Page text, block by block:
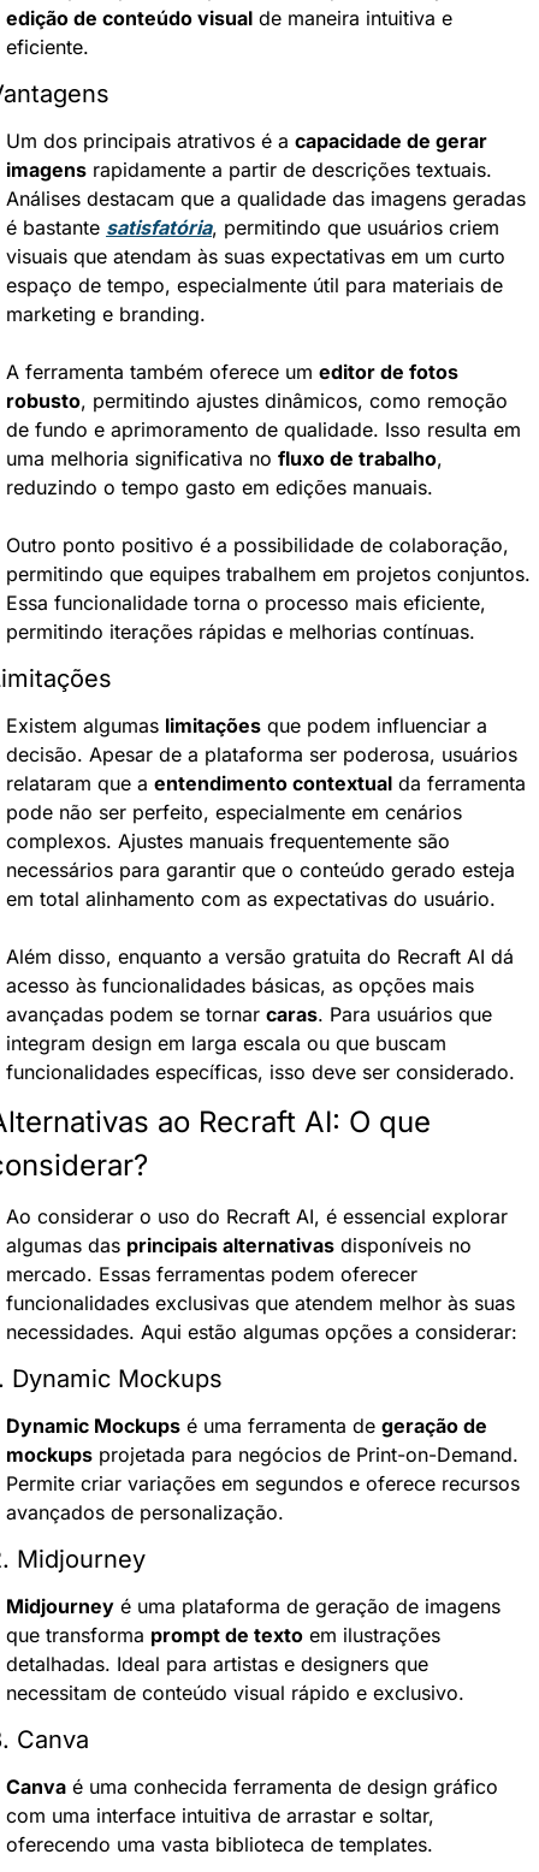
edição de conteúdo visual de maneira intuitiva e
eficiente.
Um dos principais atrativos é a capacidade de gerar
imagens rapidamente a partir de descrições textuais.
Análises destacam que a qualidade das imagens geradas
é bastante satisfatória, permitindo que usuários criem
visuais que atendam às suas expectativas em um curto
espaço de tempo, especialmente útil para materiais de
marketing e branding.
A ferramenta também oferece um editor de fotos
robusto, permitindo ajustes dinâmicos, como remoção
de fundo e aprimoramento de qualidade. Isso resulta em
uma melhoria significativa no fluxo de trabalho,
reduzindo o tempo gasto em edições manuais.
Outro ponto positivo é a possibilidade de colaboração,
permitindo que equipes trabalhem em projetos conjuntos.
Essa funcionalidade torna o processo mais eficiente,
permitindo iterações rápidas e melhorias contínuas.
Existem algumas limitações que podem influenciar a
decisão. Apesar de a plataforma ser poderosa, usuários
relataram que a entendimento contextual da ferramenta
pode não ser perfeito, especialmente em cenários
complexos. Ajustes manuais frequentemente são
necessários para garantir que o conteúdo gerado esteja
em total alinhamento com as expectativas do usuário.
Além disso, enquanto a versão gratuita do Recraft AI dá
acesso às funcionalidades básicas, as opções mais
avançadas podem se tornar caras. Para usuários que
integram design em larga escala ou que buscam
funcionalidades específicas, isso deve ser considerado.
ao Recraft AI: O que
Ao considerar o uso do Recraft AI, é essencial explorar
algumas das principais alternativas disponíveis no
mercado. Essas ferramentas podem oferecer
funcionalidades exclusivas que atendem melhor às suas
necessidades. Aqui estão algumas opções a considerar:
Dynamic Mockups
Dynamic Mockups é uma ferramenta de geração de
mockups projetada para negócios de Print-on-Demand.
Permite criar variações em segundos e oferece recursos
avançados de personalização.
Midjourney
Midjourney é uma plataforma de geração de imagens
que transforma prompt de texto em ilustrações
detalhadas. Ideal para artistas e designers que
necessitam de conteúdo visual rápido e exclusivo.
Canva
Canva é uma conhecida ferramenta de design gráfico
com uma interface intuitiva de arrastar e soltar,
oferecendo uma vasta biblioteca de templates.